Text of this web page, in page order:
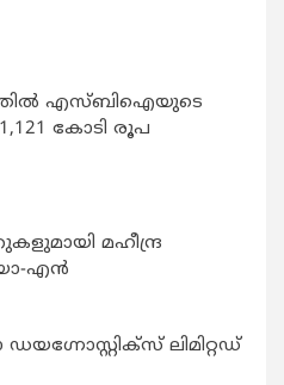
എസ്ബിഐയുടെ
കോടി രൂപ
മഹീന്ദ്ര
എൻ
ലിമിറ്റഡ്